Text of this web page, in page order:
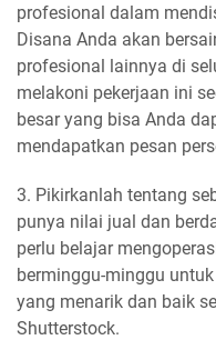
profesional dalam
Disana Anda akan
profesional lainnya di
melakoni pekerjaan ini
besar yang bisa Anda
mendapatkan pesan
3. Pikirkanlah tentang
punya nilai jual dan
perlu belajar
berminggu-minggu
yang menarik dan baik
Shutterstock.